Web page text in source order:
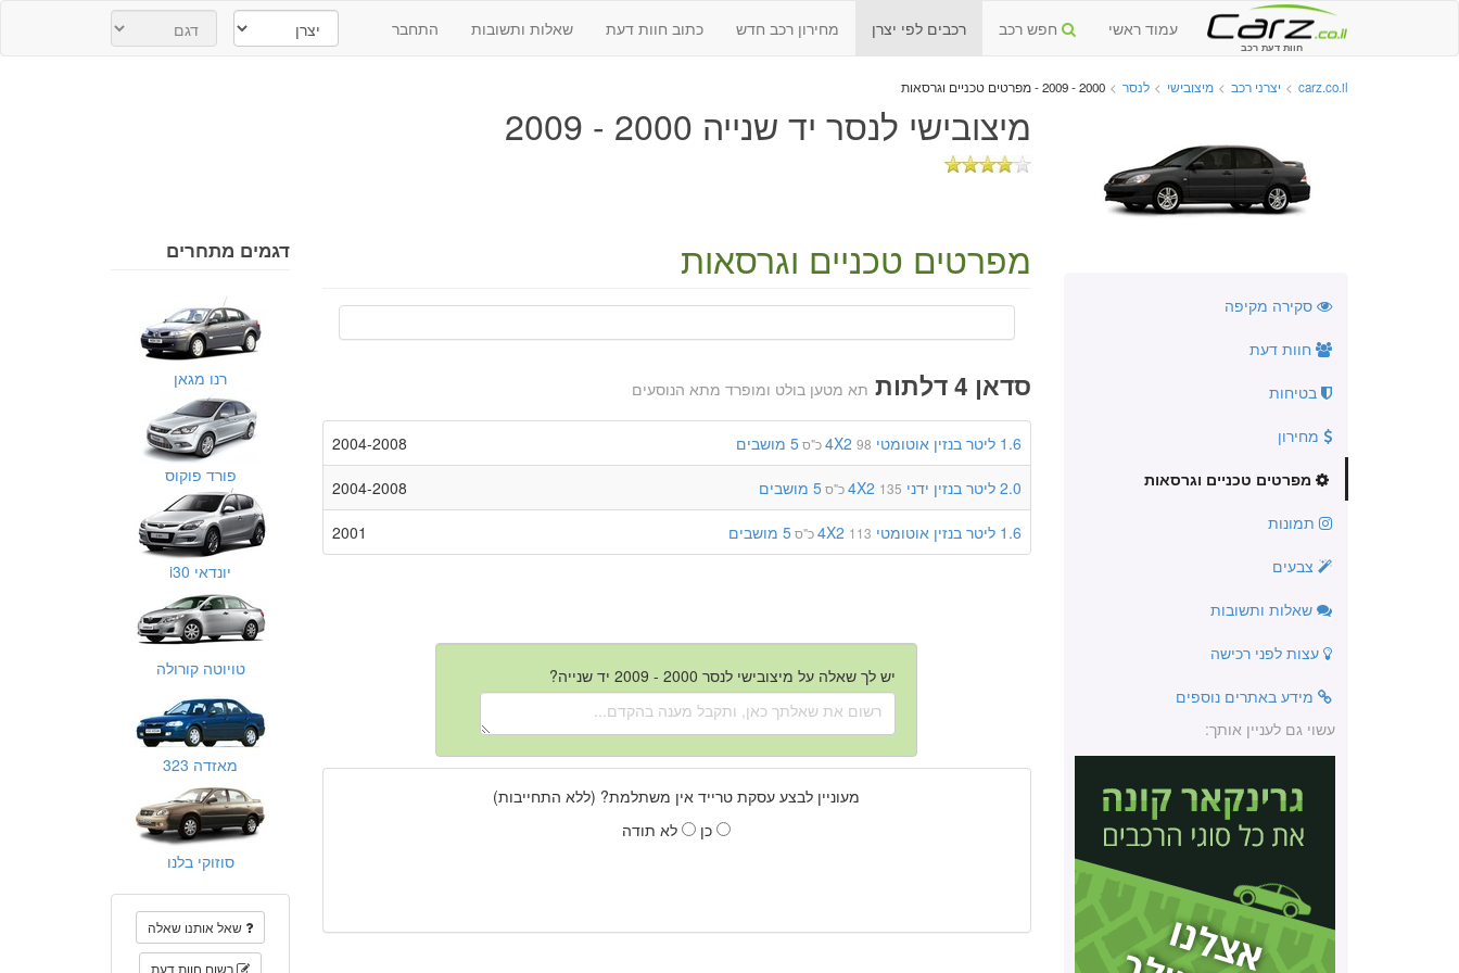
חוות דעת רכב
עמוד ראשי חפש רכב רכבים לפי יצרן מחירון רכב חדש כתוב חוות דעת שאלות ותשובות התחבר
carz.co.il
> יצרני רכב > מיצובישי > לנסר > 2000 - 2009 - מפרטים טכניים וגרסאות
מיצובישי לנסר יד שנייה 2000 - 2009
סקירה מקיפה
חוות דעת
בטיחות
מחירון
מפרטים טכניים וגרסאות
תמונות
צבעים
שאלות ותשובות
עצות לפני רכישה
מידע באתרים נוספים
עשוי גם לעניין אותך:
מפרטים טכניים וגרסאות
סדאן 4 דלתות תא מטען בולט ומופרד מתא הנוסעים
1.6 ליטר בנזיןאוטומטי 4X2 98 כ"ס 5 מושבים 2004-2008
2.0 ליטר בנזין ידני 4X2 135 כ"ס 5 מושבים 2004-2008
1.6 ליטר בנזיןאוטומטי 4X2 113 כ"ס 5 מושבים 2001
יש לך שאלה על מיצובישי לנסר 2000 - 2009 יד שנייה?
מעוניין לבצע עסקת טרייד אין משתלמת? (ללא התחייבות)
כן
לא תודה
דגמים מתחרים
רנו מגאן
פורד פוקוס
יונדאי i30
טויוטה קורולה
מאזדה 323
סוזוקי בלנו
שאל אותנו שאלה
רשום חוות דעת